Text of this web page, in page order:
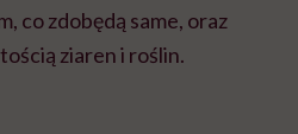
co zdobędą same, oraz
ziaren i roślin.